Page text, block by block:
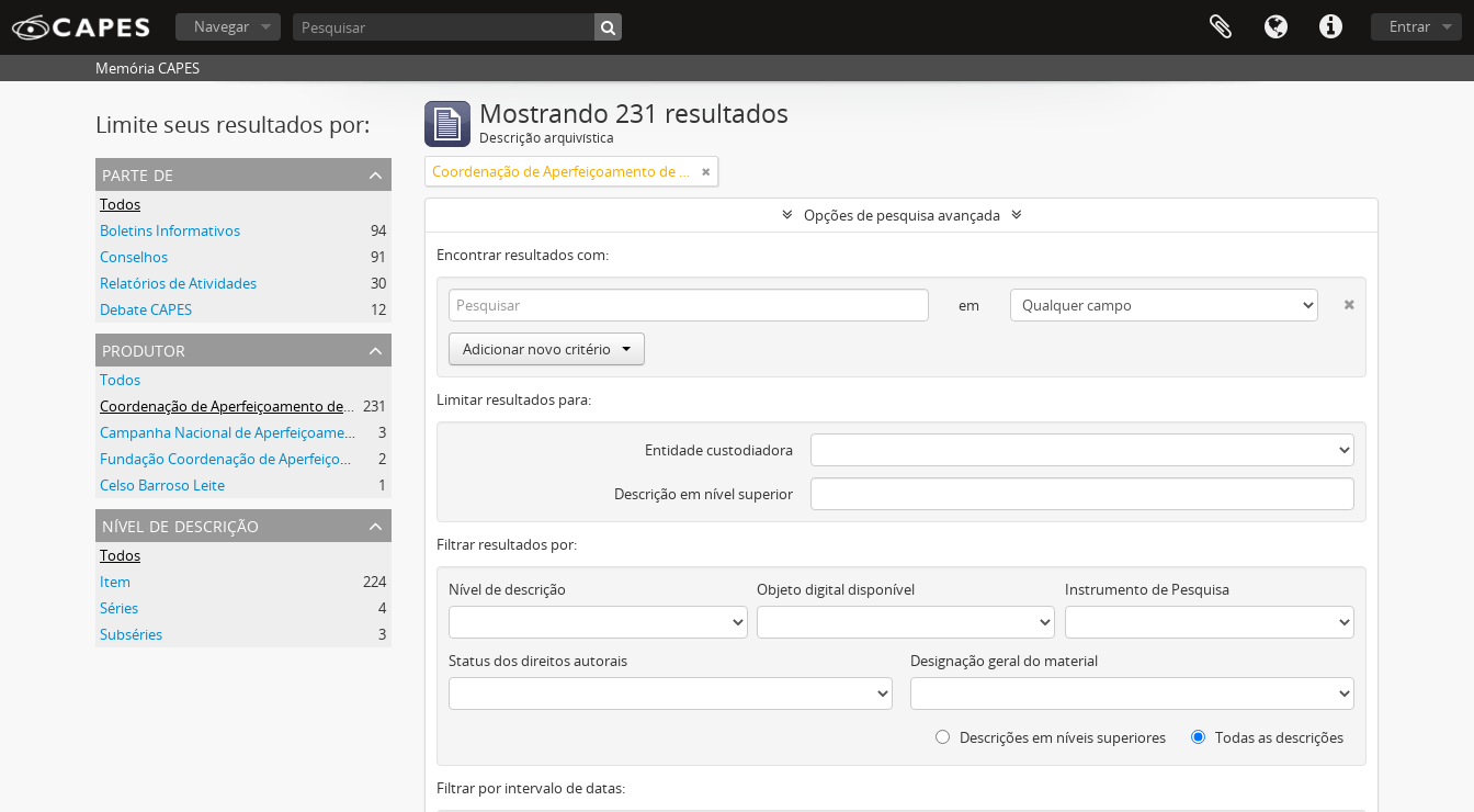
Entrar
Navegar
Memória CAPES
Limite seus resultados por:
parte de
Todos
Boletins Informativos
94
Conselhos
91
Relatórios de Atividades
30
Debate CAPES
12
produtor
Todos
Coordenação de Aperfeiçoamento de Pessoal de Nível Superior (CAPES) 231
Campanha Nacional de Aperfeiçoamento de Pessoal de Nível Superior (CAPES)
3
Fundação Coordenação de Aperfeiçoamento de Pessoal de Nível Superior (CAPES)
2
Celso Barroso Leite
1
nível de descrição
Todos
Item
224
Séries
4
Subséries
3
Mostrando 231 resultados
Descrição arquivística
Coordenação de Aperfeiçoamento de Pessoal de Nível Superior (CAPES)
Opções de pesquisa avançada
Encontrar resultados com:
em
Adicionar novo critério
Limitar resultados para:
Entidade custodiadora
Descrição em nível superior
Filtrar resultados por:
Nível de descrição Objeto digital disponível Instrumento de Pesquisa
Status dos direitos autorais Designação geral do material
Descrições em níveis superiores Todas as descrições
Filtrar por intervalo de datas: